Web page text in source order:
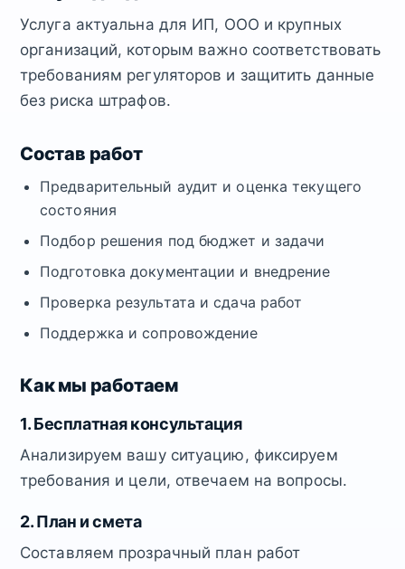
Услуга актуальна для ИП, ООО и крупных
организаций, которым важно соответствовать
требованиям регуляторов и защитить данные
без риска штрафов.
Состав работ
Предварительный аудит и оценка текущего
состояния
Подбор решения под бюджет и задачи
Подготовка документации и внедрение
Проверка результата и сдача работ
Поддержка и сопровождение
Как мы работаем
1. Бесплатная консультация
Анализируем вашу ситуацию, фиксируем
требования и цели, отвечаем на вопросы.
2. План и смета
Составляем прозрачный план работ